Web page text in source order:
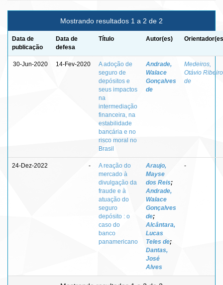
Mostrando resultados 1 a 2 de 2
Data de
publicação
Data de
defesa
Título Autor(es)
30-Jun-2020 14-Fev-2020
A adoção de
seguro de
depósitos e
seus impactos
na
intermediação
financeira, na
estabilidade
bancária e no
risco moral no
Brasil
Andrade,
Walace
Gonçalves
de
Medeiros,
Otávio Ribeiro
de
24-Dez-2022 -
A reação do
mercado à
divulgação da
fraude e à
atuação do
seguro
depósito : o
caso do
banco
panamericano
Araujo,
Mayse
dos Reis;
Andrade,
Walace
Gonçalves
de;
Alcântara,
Lucas
Teles de;
Dantas,
José
Alves
-